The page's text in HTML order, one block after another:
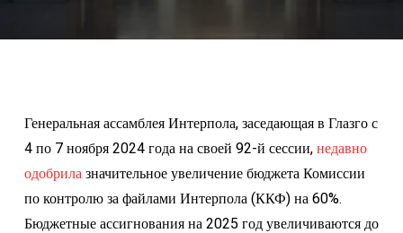
Генеральная ассамблея Интерпола, заседающая в Глазго с
4 по 7 ноября 2024 года на своей 92-й сессии,недавно
одобрилазначительное увеличение бюджета Комиссии
по контролю за файлами Интерпола (ККФ) на 60%.
Бюджетные ассигнования на 2025 год увеличиваются до